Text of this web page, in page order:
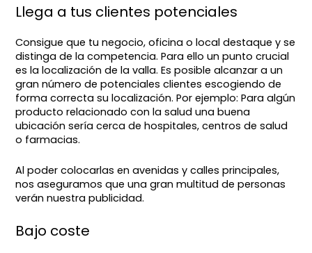
Llega a tus clientes potenciales
Consigue que tu negocio, oficina o local destaque y se
distinga de la competencia. Para ello un punto crucial
es la localización de la valla. Es posible alcanzar a un
gran número de potenciales clientes escogiendo de
forma correcta su localización. Por ejemplo: Para algún
producto relacionado con la salud una buena
ubicación sería cerca de hospitales, centros de salud
o farmacias.
Al poder colocarlas en avenidas y calles principales,
nos aseguramos que una gran multitud de personas
verán nuestra publicidad.
Bajo coste